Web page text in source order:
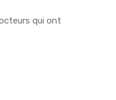
qui ont